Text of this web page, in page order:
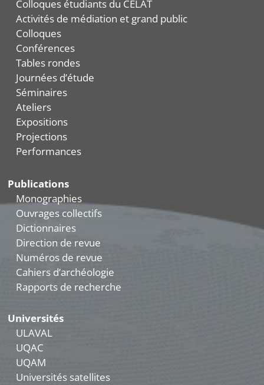
Colloques étudiants du CELAT
Activités de médiation et grand public
Colloques
Conférences
Tables rondes
Journées d’étude
Séminaires
Ateliers
Expositions
Projections
Performances
Publications
Monographies
Ouvrages collectifs
Dictionnaires
Direction de revue
Numéros de revue
Cahiers d’archéologie
Rapports de recherche
Universités
ULAVAL
UQAC
UQAM
Universités satellites